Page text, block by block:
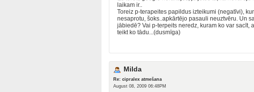
laikam ir..
Toreiz p-terapeites papildus izteikumi (negatīvi),
nesaprotu, šoks..apkārtējo pasauli neuztvēru. Un
jābiedē? Vai p-terpeits neredz, kuram ko var
teikt ko tādu...(dusmīga)
Milda
Re: cipralex atmešana
August 08, 2009 06:48PM